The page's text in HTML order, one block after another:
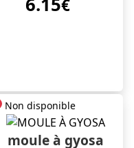
€
Non disponible
moule à gyosa